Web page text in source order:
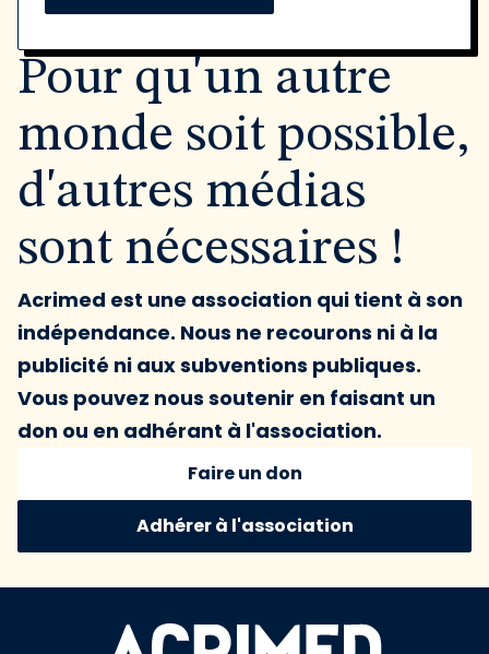
Pour qu'un autre
monde soit possible,
d'autres médias
sont nécessaires !
Acrimed est une association qui tient à son
indépendance. Nous ne recourons ni à la
publicité ni aux subventions publiques.
Vous pouvez nous soutenir en faisant un
don ou en adhérant à l'association.
Faire un don
Adhérer à l'association